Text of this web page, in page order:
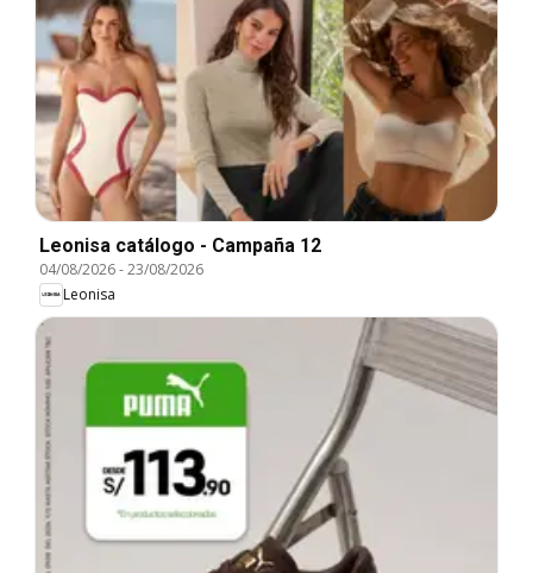
Leonisa catálogo - Campaña 12
04/08/2026-23/08/2026
Leonisa